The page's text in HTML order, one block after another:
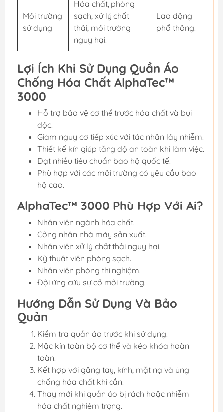
Môi trường
sử dụng
Hóa chất, phòng
sạch, xử lý chất
thải, môi trường
nguy hại.
Lao động
phổ thông.
Lợi Ích Khi Sử Dụng Quần Áo
Chống Hóa Chất AlphaTec™
3000
Hỗ trợ bảo vệ cơ thể trước hóa chất và bụi
độc.
Giảm nguy cơ tiếp xúc với tác nhân lây nhiễm.
Thiết kế kín giúp tăng độ an toàn khi làm việc.
Đạt nhiều tiêu chuẩn bảo hộ quốc tế.
Phù hợp với các môi trường có yêu cầu bảo
hộ cao.
AlphaTec™ 3000 Phù Hợp Với Ai?
Nhân viên ngành hóa chất.
Công nhân nhà máy sản xuất.
Nhân viên xử lý chất thải nguy hại.
Kỹ thuật viên phòng sạch.
Nhân viên phòng thí nghiệm.
Đội ứng cứu sự cố môi trường.
Hướng Dẫn Sử Dụng Và Bảo
Quản
Kiểm tra quần áo trước khi sử dụng.
Mặc kín toàn bộ cơ thể và kéo khóa hoàn
toàn.
Kết hợp với găng tay, kính, mặt nạ và ủng
chống hóa chất khi cần.
Thay mới khi quần áo bị rách hoặc nhiễm
hóa chất nghiêm trọng.